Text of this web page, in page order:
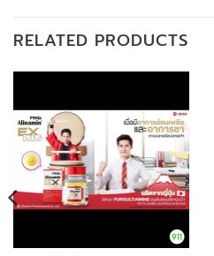
RELATED PRODUCTS